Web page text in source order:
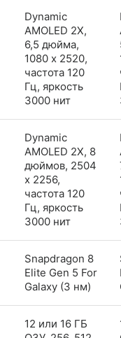
Dynamic
AMOLED 2X,
6,5 дюйма,
1080 x 2520,
частота 120
Гц, яркость
3000 нит
Dynamic
AMOLED 2X, 8
дюймов, 2504
x 2256,
частота 120
Гц, яркость
3000 нит
Snapdragon 8
Elite Gen 5 For
Galaxy (3 нм)
12 или 16 ГБ